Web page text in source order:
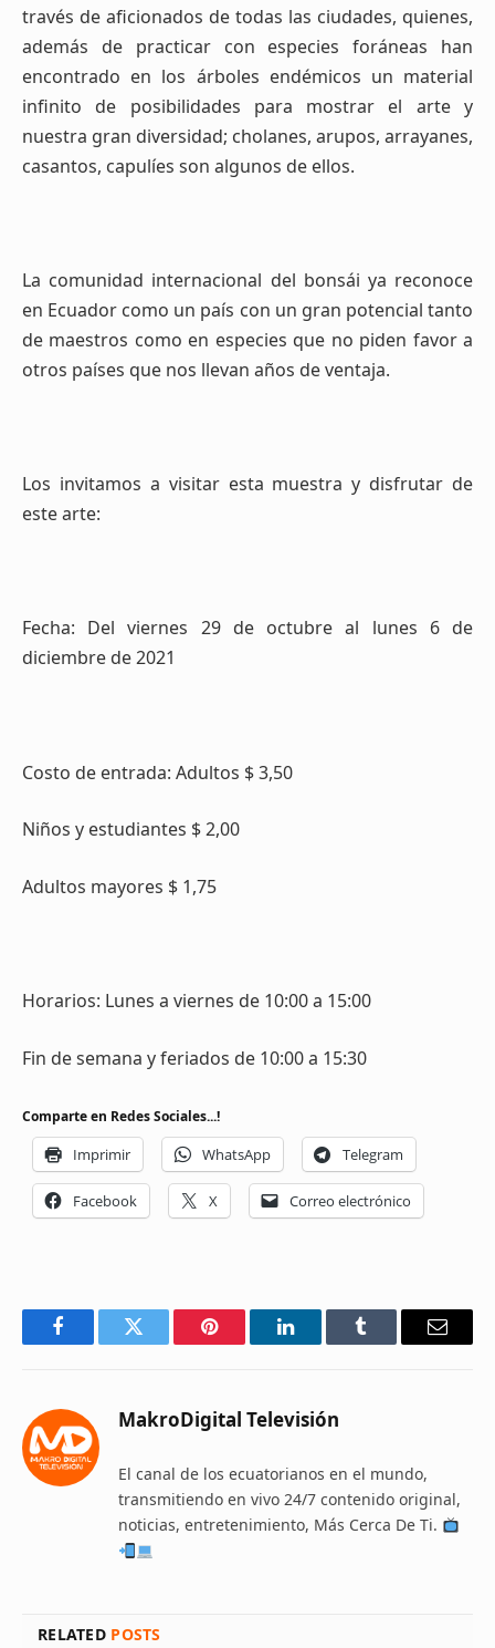
través de aficionados de todas las ciudades, quienes,
además de practicar con especies foráneas han
encontrado en los árboles endémicos un material
infinito de posibilidades para mostrar el arte y
nuestra gran diversidad; cholanes, arupos, arrayanes,
casantos, capulíes son algunos de ellos.
La comunidad internacional del bonsái ya reconoce
en Ecuador como un país con un gran potencial tanto
de maestros como en especies que no piden favor a
otros países que nos llevan años de ventaja.
Los invitamos a visitar esta muestra y disfrutar de
este arte:
Fecha: Del viernes 29 de octubre al lunes 6 de
diciembre de 2021
Costo de entrada: Adultos $ 3,50
Niños y estudiantes $ 2,00
Adultos mayores $ 1,75
Horarios: Lunes a viernes de 10:00 a 15:00
Fin de semana y feriados de 10:00 a 15:30
Comparte en Redes Sociales...!
Imprimir WhatsApp Telegram
Facebook X Correo electrónico
FacebookTwitter Pinterest LinkedInTumblr Email
MakroDigital Televisión
El canal de los ecuatorianos en el mundo,
transmitiendo en vivo 24/7 contenido original,
noticias, entretenimiento, Más Cerca De Ti.
RELATED POSTS